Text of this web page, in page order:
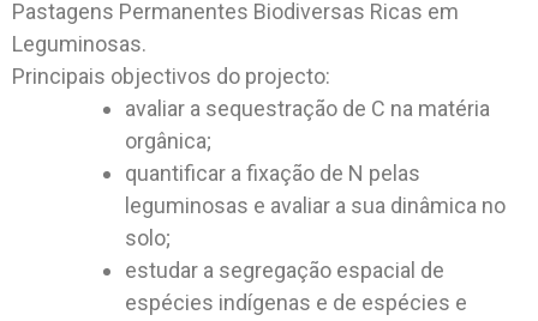
Pastagens Permanentes Biodiversas Ricas em
Leguminosas.
Principais objectivos do projecto:
avaliar a sequestração de C na matéria
orgânica;
quantificar a fixação de N pelas
leguminosas e avaliar a sua dinâmica no
solo;
estudar a segregação espacial de
espécies indígenas e de espécies e